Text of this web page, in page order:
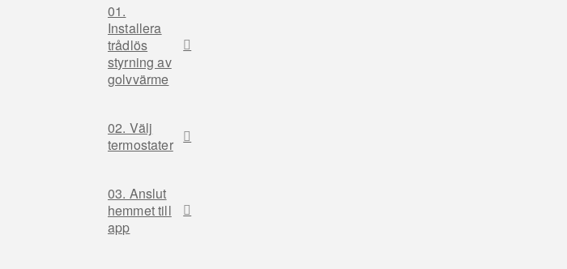
01.
Installera
trådlös
styrning av
golvvärme
02. Välj
termostater
03. Anslut
hemmet till
app